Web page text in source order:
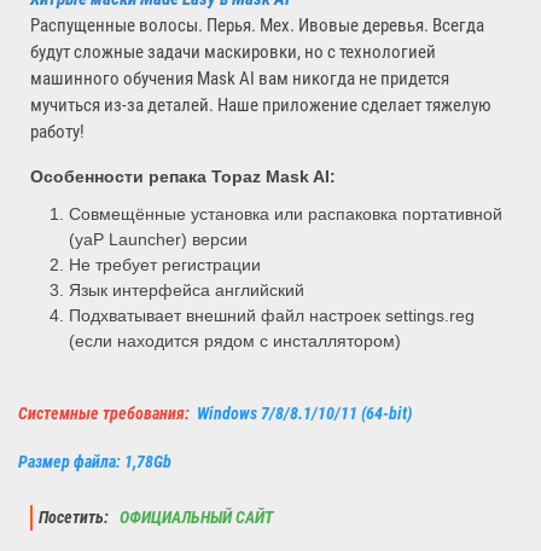
Распущенные волосы. Перья. Мех. Ивовые деревья. Всегда
будут сложные задачи маскировки, но с технологией
машинного обучения Mask AI вам никогда не придется
мучиться из-за деталей. Наше приложение сделает тяжелую
работу!
Особенности репака Topaz Mask AI:
Совмещённые установка или распаковка портативной
(yaP Launcher) версии
Не требует регистрации
Язык интерфейса английский
Подхватывает внешний файл настроек settings.reg
(если находится рядом с инсталлятором)
Системные требования: Windows 7/8/8.1/10/11 (64-bit)
Размер файла: 1,78Gb
Посетить: ОФИЦИАЛЬНЫЙ САЙТ